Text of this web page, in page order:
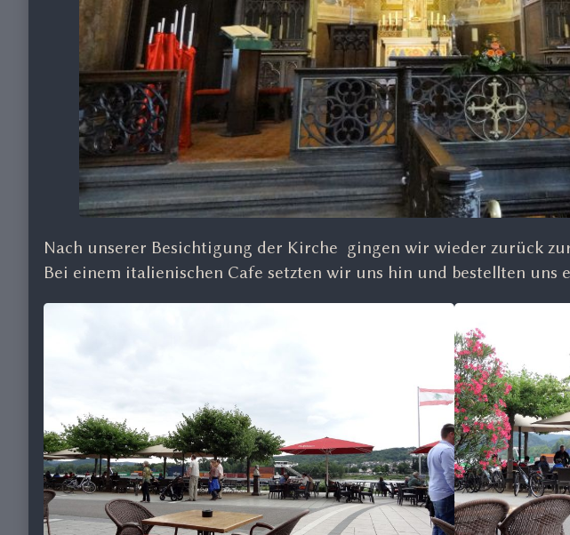
Nach unserer Besichtigung der Kirche gingen wir wieder zurück
Bei einem italienischen Cafe setzten wir uns hin und bestellten uns